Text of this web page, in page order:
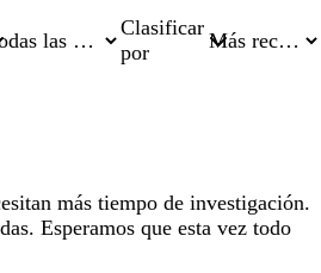
Clasificar
por
más tiempo de investigación.
Esperamos que esta vez todo